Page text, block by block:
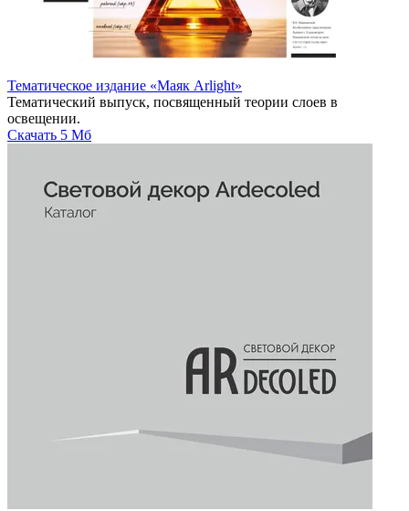
Тематическое издание «Маяк Arlight»
Тематический выпуск, посвященный теории слоев в
освещении.
Скачать 5 Мб